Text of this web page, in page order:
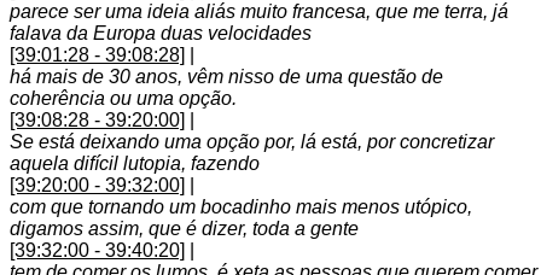
parece ser uma ideia aliás muito francesa, que me terra, já
falava da Europa duas velocidades
[39:01:28 - 39:08:28]
há mais de 30 anos, vêm nisso de uma questão de
coherência ou uma opção.
[39:08:28 - 39:20:00]
Se está deixando uma opção por, lá está, por concretizar
aquela difícil lutopia, fazendo
[39:20:00 - 39:32:00]
com que tornando um bocadinho mais menos utópico,
digamos assim, que é dizer, toda a gente
[39:32:00 - 39:40:20]